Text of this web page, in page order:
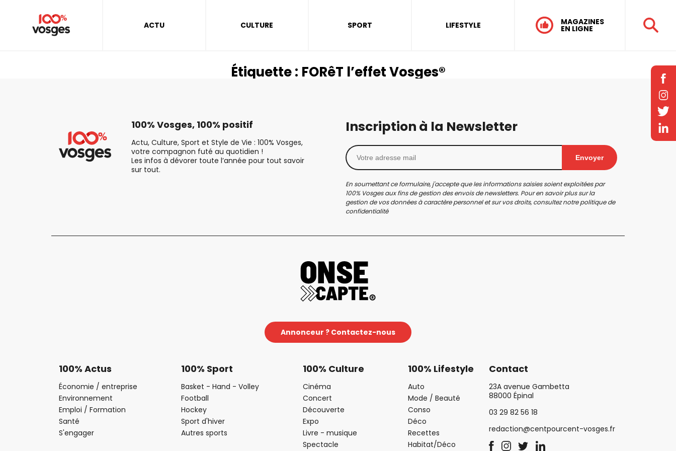
ACTU CULTURE SPORT LIFESTYLE MAGAZINES
EN LIGNE
Étiquette : FORêT l’effet Vosges®
100% Vosges, 100% positif
Actu, Culture, Sport et Style de Vie : 100% Vosges,
votre compagnon futé au quotidien !
Les infos à dévorer toute l’année pour tout savoir
sur tout.
Inscription à la Newsletter
Envoyer
En soumettant ce formulaire, j'accepte que les informations saisies soient exploitées par
100% Vosges aux fins de gestion des envois de newsletters. Pour en savoir plus sur la
gestion de vos données à caractère personnel et sur vos droits, consultez notrepolitique de
confidentialité
Annonceur ? Contactez-nous
100% Actus
Économie / entreprise
Environnement
Emploi / Formation
Santé
S'engager
100% Sport
Basket - Hand - Volley
Football
Hockey
Sport d'hiver
Autres sports
100% Culture
Cinéma
Concert
Découverte
Expo
Livre - musique
Spectacle
100% Lifestyle
Auto
Mode / Beauté
Conso
Déco
Recettes
Habitat/Déco
Contact
23A avenue Gambetta
88000 Épinal
03 29 82 56 18
redaction@centpourcent-vosges.fr